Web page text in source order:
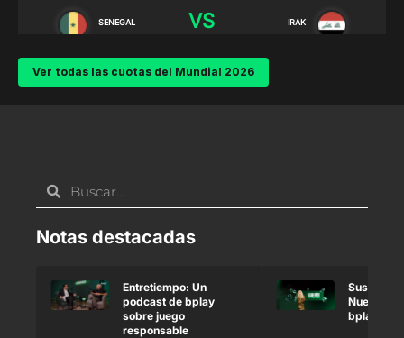
Ver todas las cuotas del Mundial 2026
Notas destacadas
Entretiempo: Un
podcast de bplay
sobre juego
responsable
Susana
Nueva
bplay